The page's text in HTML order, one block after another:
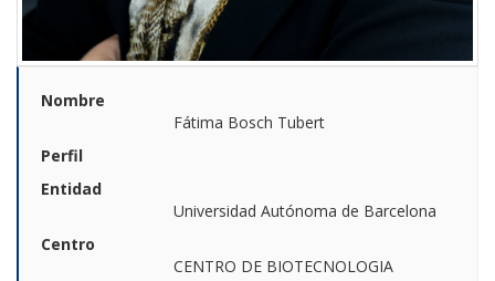
Nombre
Fátima Bosch Tubert
Perfil
Entidad
Universidad Autónoma de Barcelona
Centro
CENTRO DE BIOTECNOLOGIA